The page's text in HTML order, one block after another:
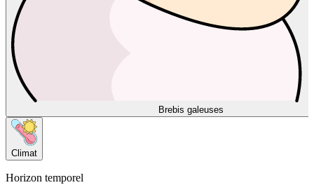
Brebis galeuses
Climat
Horizon temporel